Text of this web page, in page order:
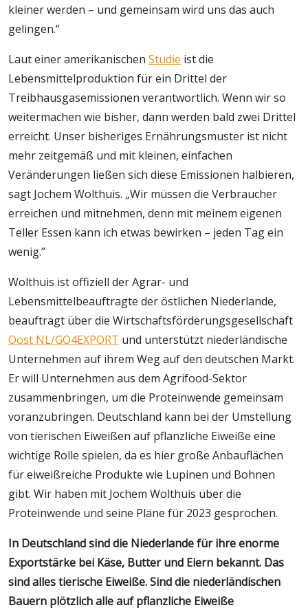
kleiner werden – und gemeinsam wird uns das auch
gelingen.“
Laut einer amerikanischen Studie ist die
Lebensmittelproduktion für ein Drittel der
Treibhausgasemissionen verantwortlich. Wenn wir so
weitermachen wie bisher, dann werden bald zwei Drittel
erreicht. Unser bisheriges Ernährungsmuster ist nicht
mehr zeitgemäß und mit kleinen, einfachen
Veränderungen ließen sich diese Emissionen halbieren,
sagt Jochem Wolthuis. „Wir müssen die Verbraucher
erreichen und mitnehmen, denn mit meinem eigenen
Teller Essen kann ich etwas bewirken – jeden Tag ein
wenig.”
Wolthuis ist offiziell der Agrar- und
Lebensmittelbeauftragte der östlichen Niederlande,
beauftragt über die Wirtschaftsförderungsgesellschaft
Oost NL/GO4EXPORT und unterstützt niederländische
Unternehmen auf ihrem Weg auf den deutschen Markt.
Er will Unternehmen aus dem Agrifood-Sektor
zusammenbringen, um die Proteinwende gemeinsam
voranzubringen. Deutschland kann bei der Umstellung
von tierischen Eiweißen auf pflanzliche Eiweiße eine
wichtige Rolle spielen, da es hier große Anbauflächen
für eiweißreiche Produkte wie Lupinen und Bohnen
gibt. Wir haben mit Jochem Wolthuis über die
Proteinwende und seine Pläne für 2023 gesprochen.
In Deutschland sind die Niederlande für ihre enorme
Exportstärke bei Käse, Butter und Eiern bekannt. Das
sind alles tierische Eiweiße. Sind die niederländischen
Bauern plötzlich alle auf pflanzliche Eiweiße